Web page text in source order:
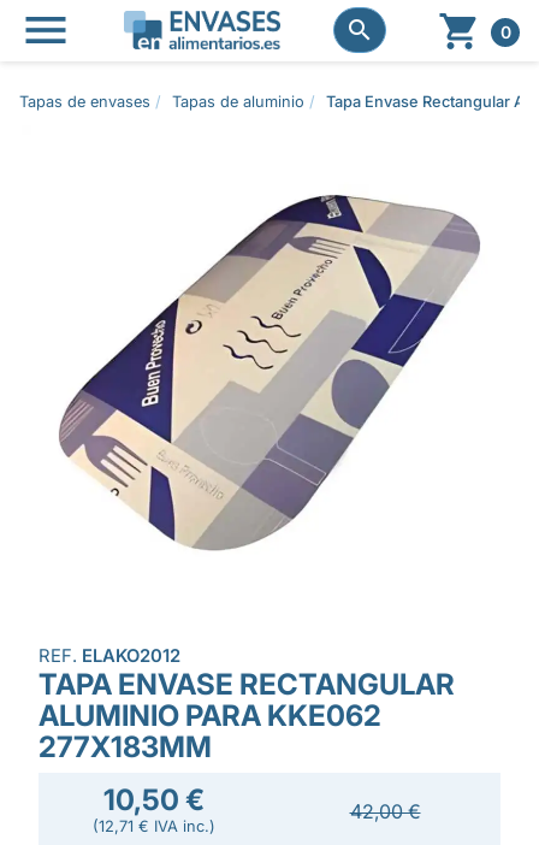
 
  0
Tapas de envases Tapas de aluminio Tapa Envase Rectangular
REF. ELAKO2012
TAPA ENVASE RECTANGULAR
ALUMINIO PARA KKE062
277X183MM
10,50 €
(12,71 € IVA inc.)
42,00 €